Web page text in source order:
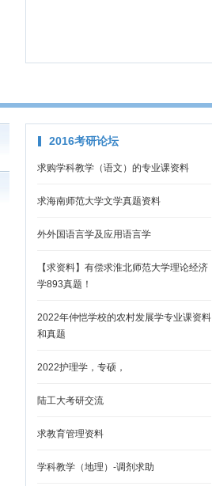
2016考研论坛
求购学科教学（语文）的专业课资料
求海南师范大学文学真题资料
外外国语言学及应用语言学
【求资料】有偿求淮北师范大学理论经济
学893真题！
2022年仲恺学校的农村发展学专业课资料
和真题
2022护理学，专硕，
陆工大考研交流
求教育管理资料
学科教学（地理）-调剂求助